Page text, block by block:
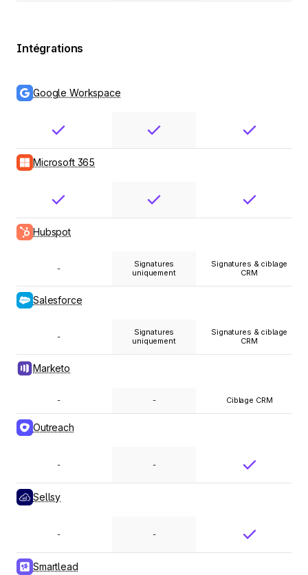
Intégrations
Google Workspace
Microsoft 365
Hubspot
-
Signatures
uniquement
Signatures & ciblage
CRM
Salesforce
-
Signatures
uniquement
Signatures & ciblage
CRM
Marketo
- - Ciblage CRM
Outreach
- -
Sellsy
- -
Smartlead